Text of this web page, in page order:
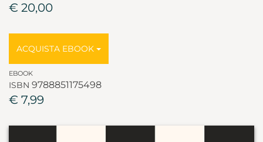
€ 20,00
ACQUISTA EBOOK
EBOOK
ISBN 9788851175498
€ 7,99